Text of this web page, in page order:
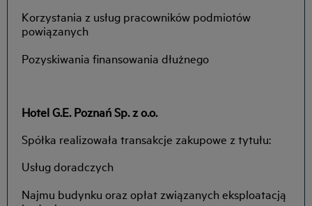
Korzystania z usług pracowników podmiotów
powiązanych
Pozyskiwania finansowania dłużnego
Hotel G.E. Poznań Sp. z o.o.
Spółka realizowała transakcje zakupowe z tytułu:
Usług doradczych
Najmu budynku oraz opłat związanych eksploatacją